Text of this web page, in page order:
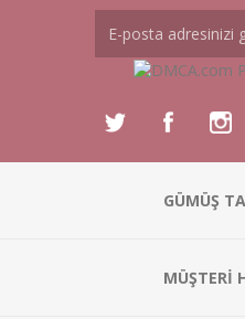
GÜMÜŞ
MÜŞTERİ